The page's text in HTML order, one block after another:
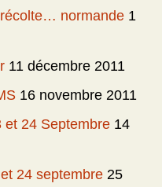
normande 1
11 décembre 2011
16 novembre 2011
et 24 Septembre 14
24 septembre 25